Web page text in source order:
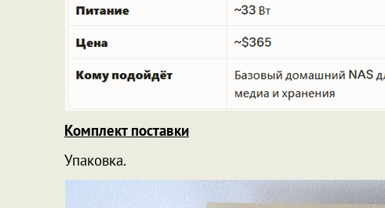
Комплект поставки
Упаковка.